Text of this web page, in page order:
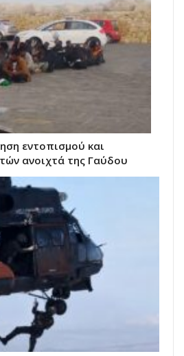
εντοπισμού και
ανοιχτά της Γαύδου